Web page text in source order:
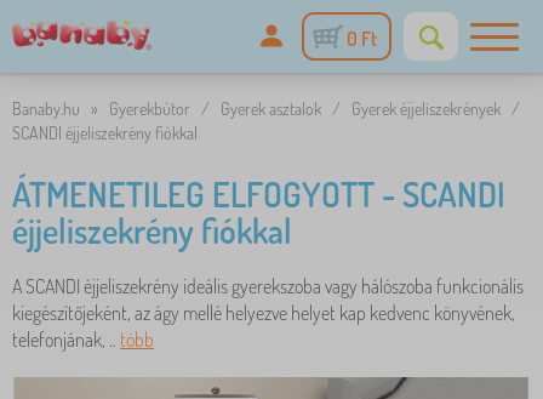
0 Ft
Banaby.hu » Gyerekbútor / Gyerek asztalok / Gyerek éjjeliszekrények /
SCANDI éjjeliszekrény fiókkal
ÁTMENETILEG ELFOGYOTT - SCANDI
éjjeliszekrény fiókkal
A SCANDI éjjeliszekrény ideális gyerekszoba vagy hálószoba funkcionális
kiegészítőjeként, az ágy mellé helyezve helyet kap kedvenc könyvének,
telefonjának, .. több